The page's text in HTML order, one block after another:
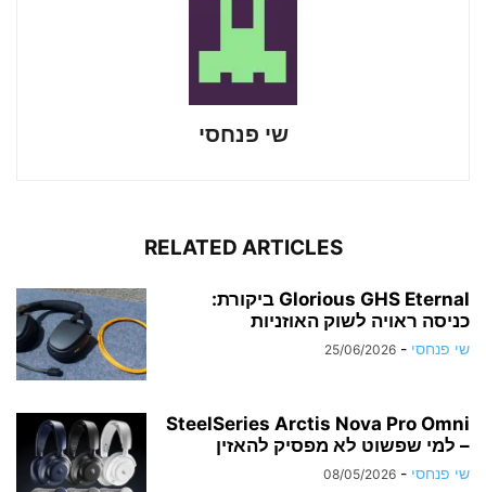
שי פנחסי
RELATED ARTICLES
Glorious GHS Eternal ביקורת:
כניסה ראויה לשוק האוזניות
שי פנחסי -
25/06/2026
SteelSeries Arctis Nova Pro Omni
– למי שפשוט לא מפסיק להאזין
שי פנחסי -
08/05/2026